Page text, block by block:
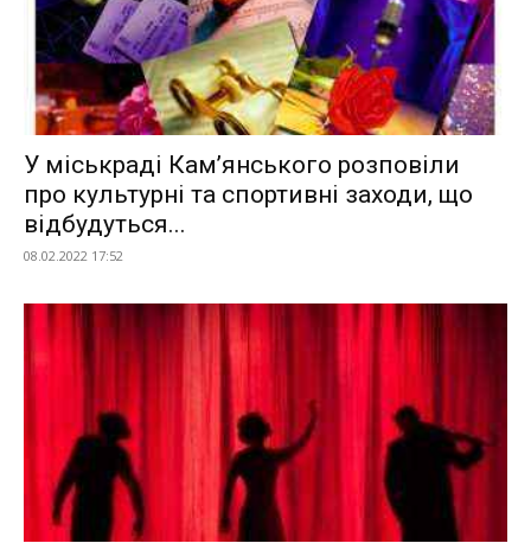
У міськраді Кам’янського розповіли
про культурні та спортивні заходи, що
відбудуться...
08.02.2022 17:52